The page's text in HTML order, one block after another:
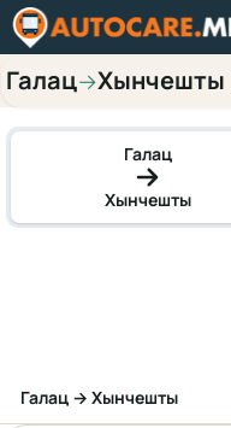
Галац→Хынчешты
Галац
Хынчешты
Галац → Хынчешты